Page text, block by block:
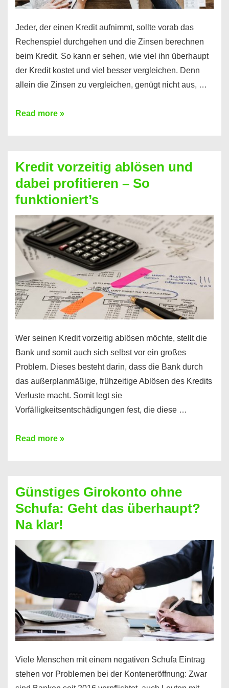
Jeder, der einen Kredit aufnimmt, sollte vorab das
Rechenspiel durchgehen und die Zinsen berechnen
beim Kredit. So kann er sehen, wie viel ihn überhaupt
der Kredit kostet und viel besser vergleichen. Denn
allein die Zinsen zu vergleichen, genügt nicht aus, …
Ganz
Kredit
berechnen
–
Mit
diesen
Regeln!
Read more »
Kredit vorzeitig ablösen und
dabei profitieren – So
funktioniert’s
Wer seinen Kredit vorzeitig ablösen möchte, stellt die
Bank und somit auch sich selbst vor ein großes
Problem. Dieses besteht darin, dass die Bank durch
das außerplanmäßige, frühzeitige Ablösen des Kredits
Verluste macht. Somit legt sie
Vorfälligkeitsentschädigungen fest, die diese …
Kredit
dabei
profitieren
–
So
funktioniert’s
Read more »
Günstiges Girokonto ohne
Schufa: Geht das überhaupt?
Na klar!
Viele Menschen mit einem negativen Schufa Eintrag
stehen vor Problemen bei der Konteneröffnung: Zwar